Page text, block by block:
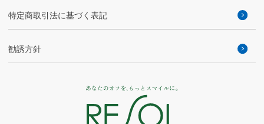
特定商取引法に基づく表記
勧誘方針